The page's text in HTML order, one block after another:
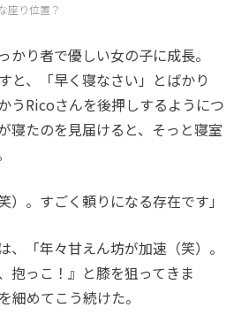
座り位置？
り者で優しい女の子に成長。
と、「早く寝なさい」とばかり
うRicoさんを後押しするようにつ
寝たのを見届けると、そっと寝室
）。すごく頼りになる存在です」
「年々甘えん坊が加速（笑）。
抱っこ！』と膝を狙ってきま
細めてこう続けた。